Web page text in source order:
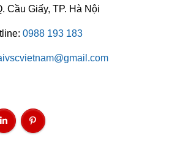
Cầu Giấy, TP. Hà Nội
0988 193 183